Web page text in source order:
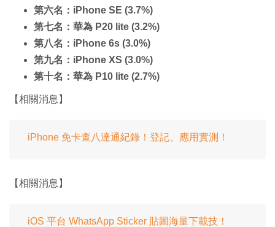
第六名：iPhone SE (3.7%)
第七名：華為 P20 lite (3.2%)
第八名：iPhone 6s (3.0%)
第九名：iPhone XS (3.0%)
第十名：華為 P10 lite (2.7%)
【相關消息】
iPhone 免卡查八達通紀錄！登記、應用實測！
【相關消息】
iOS 平台 WhatsApp Sticker 貼圖海量下載技！